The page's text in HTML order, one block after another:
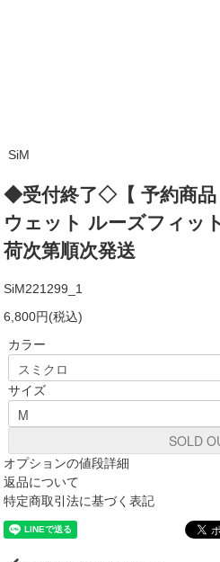
SiM
◆受付終了◇【 予約商品
ウェット ルーズフィッ
荷次第順次発送
SiM221299_1
6,800円(税込)
カラー
サイズ
SOLD
オプションの値段詳細
返品について
特定商取引法に基づく表記